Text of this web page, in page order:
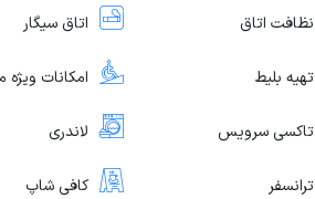
نظافت اتاق اتاق سیگار
تهیه بلیط امکانات ویژه
تاکسی سرویس لاندری
ترانسفر کافی شاپ